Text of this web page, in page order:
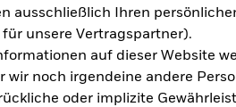
ausschließlich Ihren
unsere Vertragspartner).
auf dieser Website
wir noch irgendeine andere
oder implizite